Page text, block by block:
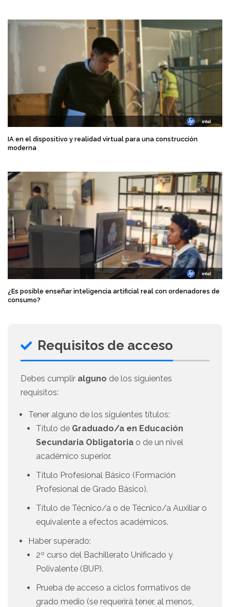
IA en el dispositivo y realidad virtual para una construcción
moderna
¿Es posible enseñar inteligencia artificial real con ordenadores de
consumo?
Requisitos de acceso
Debes cumplir alguno de los siguientes
requisitos:
Tener alguno de los siguientes títulos:
Título de Graduado/a en Educación
Secundaria Obligatoria o de un nivel
académico superior.
Título Profesional Básico (Formación
Profesional de Grado Básico).
Título de Técnico/a o de Técnico/a Auxiliar o
equivalente a efectos académicos.
Haber superado:
2º curso del Bachillerato Unificado y
Polivalente (BUP).
Prueba de acceso a ciclos formativos de
grado medio (se requerirá tener, al menos,